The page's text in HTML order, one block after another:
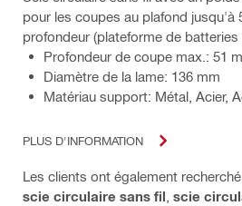
pour les coupes au plafond jusqu'à
profondeur (plateforme de batteries
Profondeur de coupe max.: 51
Diamètre de la lame: 136 mm
Matériau support: Métal, Acier,
PLUS D'INFORMATION
Les clients ont également recherché
scie circulaire sans fil scie